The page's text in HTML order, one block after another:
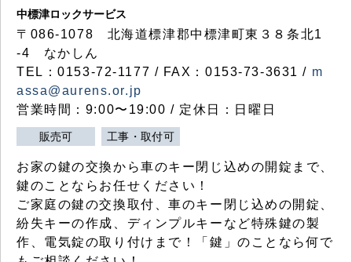
中標津ロックサービス
〒086-1078 北海道標津郡中標津町東３８条北1
-4 なかしん
TEL：0153-72-1177 / FAX：0153-73-3631 / m
assa@aurens.or.jp
営業時間：9:00〜19:00 / 定休日：日曜日
販売可 工事・取付可
お家の鍵の交換から車のキー閉じ込めの開錠まで、
鍵のことならお任せください！
ご家庭の鍵の交換取付、車のキー閉じ込めの開錠、
紛失キーの作成、ディンプルキーなど特殊鍵の製
作、電気錠の取り付けまで！「鍵」のことなら何で